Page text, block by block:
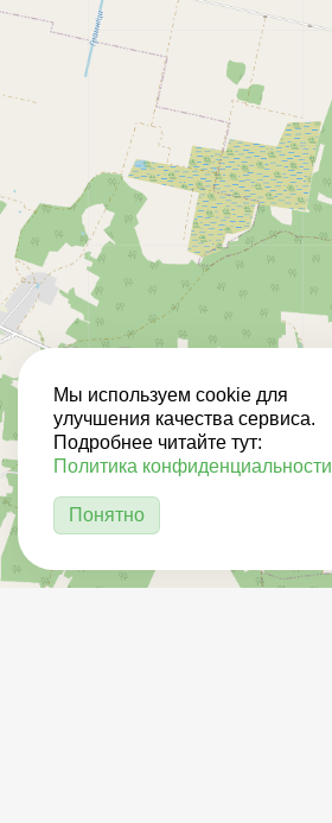
Мы используем cookie для
улучшения качества сервиса.
Подробнее читайте тут:
Политика конфиденциальности
Понятно